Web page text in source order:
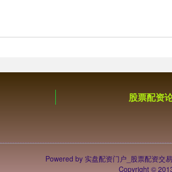
股票配资
Powered by 实盘配资门户_股票配资交
Copyright ©